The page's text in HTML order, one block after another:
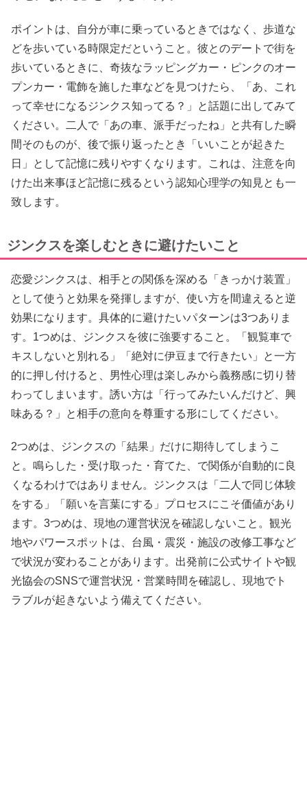
ポイントは、自分が車に乗っているときではなく、歩道な
どを歩いている時限定だということ。彼とのデートで街を
歩いているときに、奇抜なラッピングカー・ピンクのオー
プンカー・電飾を施した車などを見つけたら、「あ、これ
って幸せになるジンクス知ってる？」と話題に出してみて
ください。二人で「あの車、派手だったね」と共有した瞬
間そのものが、後で振り返ったとき「いいことが起きた
日」として記憶に残りやすくなります。これは、注意を向
けた出来事ほど記憶に残るという認知心理学の知見とも一
致します。
ジンクスを楽しむときに避けたいこと
恋愛ジンクスは、相手との関係を深める「きっかけ装置」
として使うと効果を発揮しますが、使い方を間違えると逆
効果になります。具体的に避けたいパターンは3つありま
す。1つめは、ジンクスを彼に強要すること。「観覧車で
キスしないと別れる」「絶対に伊豆まで行きたい」と一方
的に押し付けると、男性心理は楽しみから義務感に切り替
わってしまいます。誘い方は「行ってみたいんだけど、興
味ある？」と相手の意向を尊重する形にしてください。
2つめは、ジンクスの「結果」だけに期待してしまうこ
と。鳴らした・受け取った・育てた、で関係が自動的に良
くなるわけではありません。ジンクスは「二人で同じ体験
をする」「願いを言葉にする」プロセスにこそ価値があり
ます。3つめは、現地の運営状況を確認しないこと。観光
地やパワースポットは、台風・震災・施設の改修工事など
で状況が変わることがあります。出発前に公式サイトや観
光協会のSNSで運営状況・営業時間を確認し、現地でト
ラブルが起きないよう備えてください。